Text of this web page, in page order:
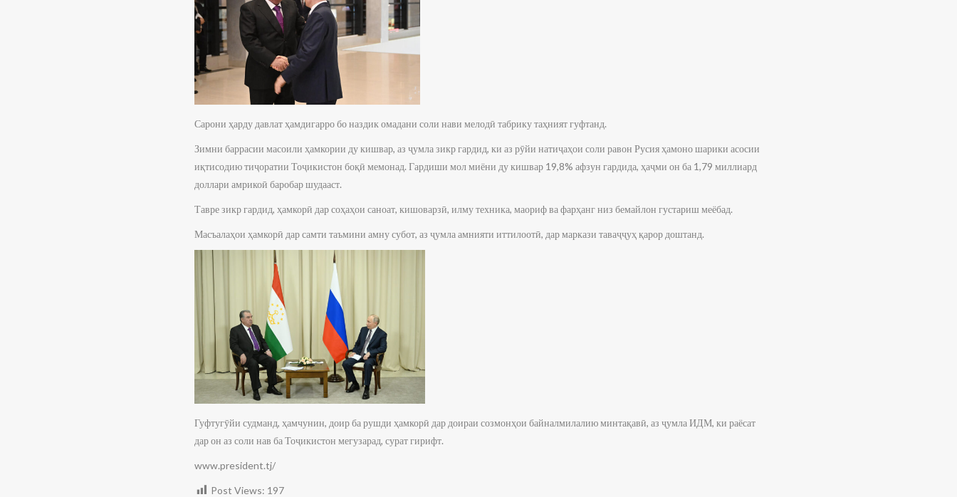
Сарони ҳарду давлат ҳамдигарро бо наздик омадани соли нави мелодӣ табрику таҳният гуфтанд.
Зимни баррасии масоили ҳамкории ду кишвар, аз ҷумла зикр гардид, ки аз рӯйи натиҷаҳои соли равон Русия ҳамоно шарики асосии
иқтисодию тиҷоратии Тоҷикистон боқӣ мемонад. Гардиши мол миёни ду кишвар 19,8% афзун гардида, ҳаҷми он ба 1,79 миллиард
доллари амрикоӣ баробар шудааст.
Тавре зикр гардид, ҳамкорӣ дар соҳаҳои саноат, кишоварзӣ, илму техника, маориф ва фарҳанг низ бемайлон густариш меёбад.
Масъалаҳои ҳамкорӣ дар самти таъмини амну субот, аз ҷумла амнияти иттилоотӣ, дар маркази таваҷҷуҳ қарор доштанд.
Гуфтугӯйи судманд, ҳамчунин, доир ба рушди ҳамкорӣ дар доираи созмонҳои байналмилалию минтақавӣ, аз ҷумла ИДМ, ки раёсат
дар он аз соли нав ба Тоҷикистон мегузарад, сурат гирифт.
www.president.tj/
Post Views: 197